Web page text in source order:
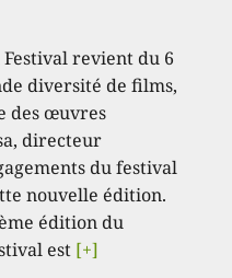
revient du 6
diversité de films,
des œuvres
directeur
du festival
nouvelle édition.
édition du
est [+]